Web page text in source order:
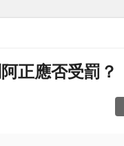
正應否受罰？